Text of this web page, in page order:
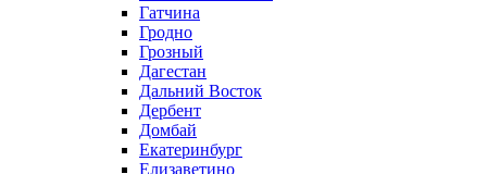
Гатчина
Гродно
Грозный
Дагестан
Дальний Восток
Дербент
Домбай
Екатеринбург
Елизаветино